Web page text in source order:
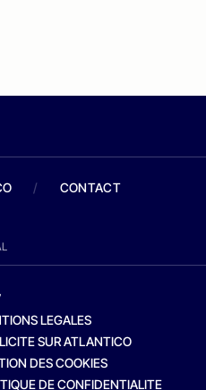
/ CONTACT
LEGALES
SUR ATLANTICO
DES COOKIES
DE CONFIDENTIALITE